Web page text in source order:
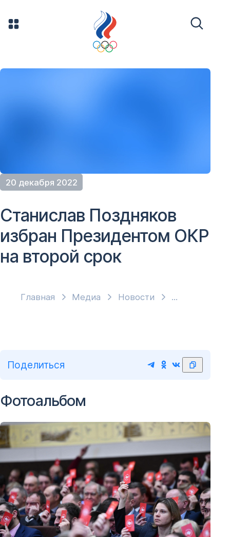
20 декабря 2022
Главная Медиа Новости
Станислав Поздняков
избран Президентом ОКР
на второй срок
Поделиться
Фотоальбом